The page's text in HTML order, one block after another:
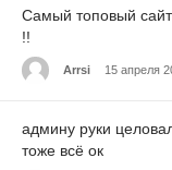
Самый топовый
!!
Arrsi 15 апреля
админу руки
тоже всё ок